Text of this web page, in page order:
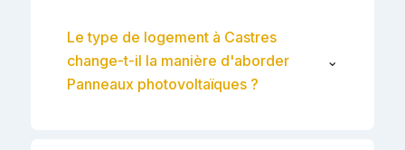
Le type de logement à Castres
change-t-il la manière d'aborder
Panneaux photovoltaïques ?
⌄